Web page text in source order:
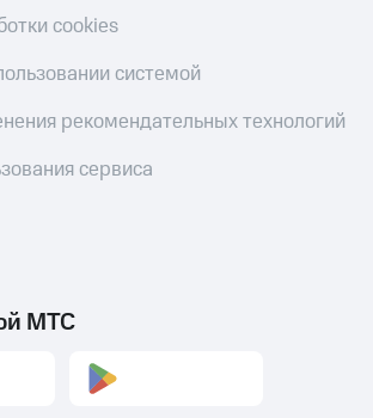
cookies
системой
рекомендательных технологий
сервиса
МТС